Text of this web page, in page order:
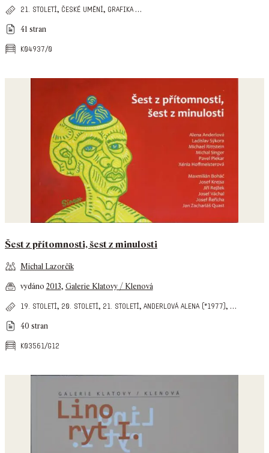
21. století, české umění, grafika…
41 stran
k04937/0
Šest z přítomnosti, šest z minulosti
Michal Lazorčík
vydáno 2013, Galerie Klatovy / Klenová
19. století, 20. století, 21. století, anderlová alena (*1977) , …
40 stran
k03561/g12